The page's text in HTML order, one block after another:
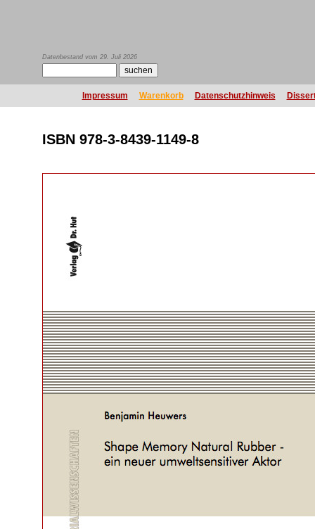
Datenbestand vom 29. Juli 2026
Impressum Warenkorb Datenschutzhinweis
ISBN 978-3-8439-1149-8